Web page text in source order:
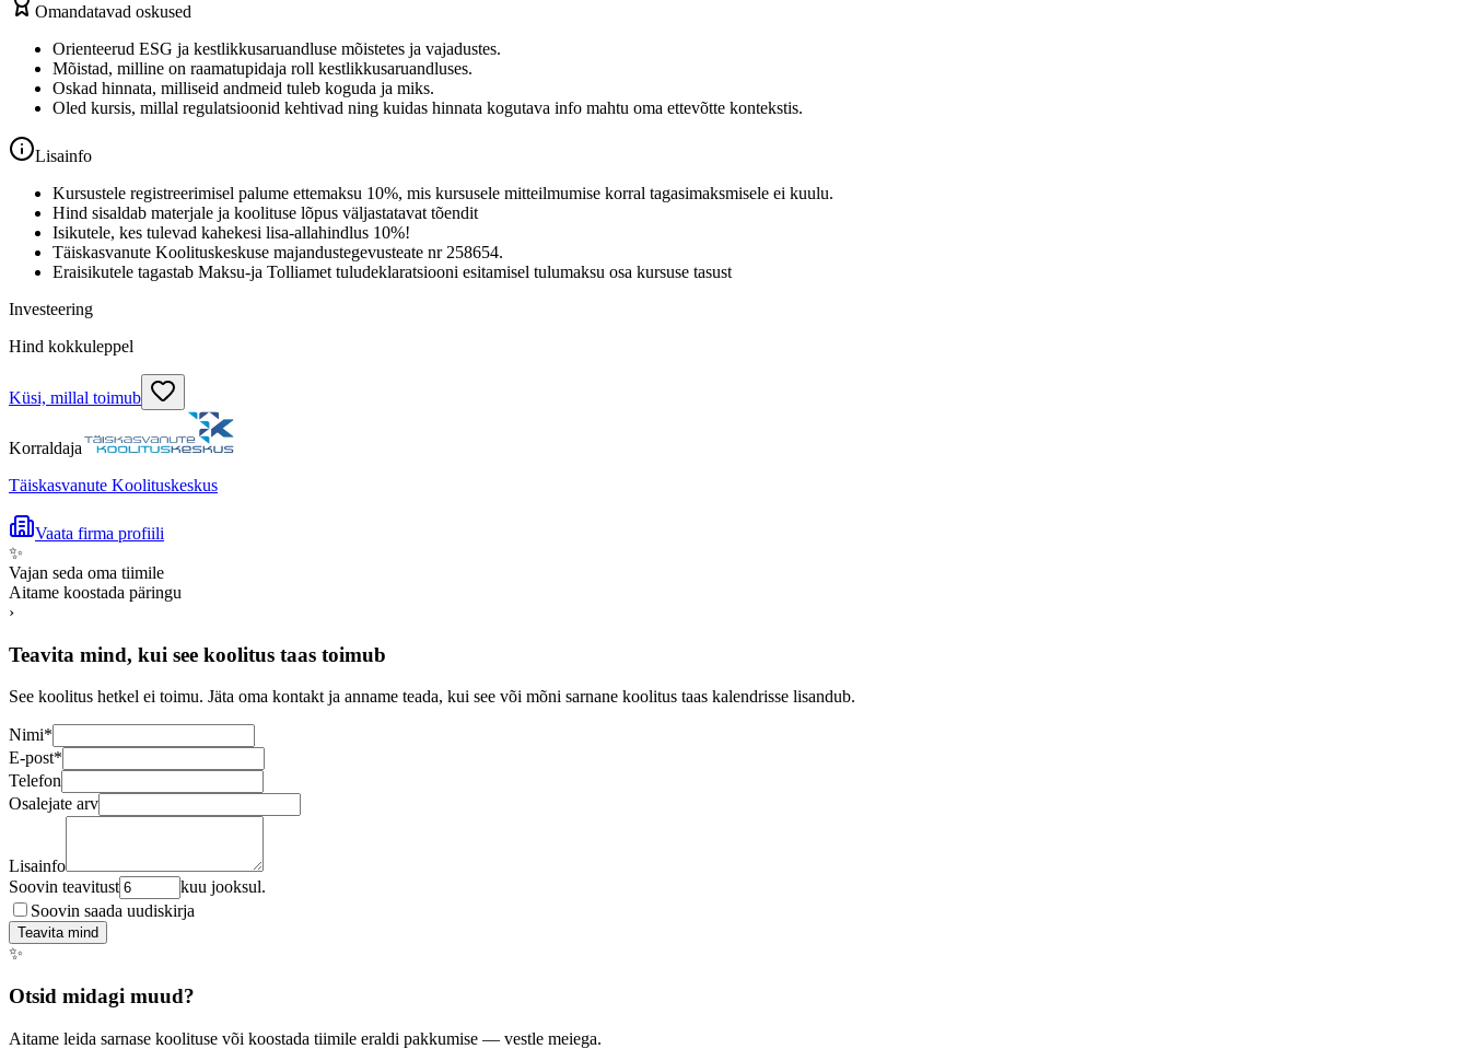
Omandatavad oskused
Orienteerud ESG ja kestlikkusaruandluse mõistetes ja vajadustes.
Mõistad, milline on raamatupidaja roll kestlikkusaruandluses.
Oskad hinnata, milliseid andmeid tuleb koguda ja miks.
Oled kursis, millal regulatsioonid kehtivad ning kuidas hinnata kogutava info mahtu oma ettevõtte kontekstis.
Lisainfo
Kursustele registreerimisel palume ettemaksu 10%, mis kursusele mitteilmumise korral tagasimaksmisele ei kuulu.
Hind sisaldab materjale ja koolituse lõpus väljastatavat tõendit
Isikutele, kes tulevad kahekesi lisa-allahindlus 10%!
Täiskasvanute Koolituskeskuse majandustegevusteate nr 258654.
Eraisikutele tagastab Maksu-ja Tolliamet tuludeklaratsiooni esitamisel tulumaksu osa kursuse tasust
Investeering
Hind kokkuleppel
Küsi, millal toimub
Korraldaja
Täiskasvanute Koolituskeskus
Vaata firma profiili
✨
Vajan seda oma tiimile
Aitame koostada päringu
›
Teavita mind, kui see koolitus taas toimub
See koolitus hetkel ei toimu. Jäta oma kontakt ja anname teada, kui see või mõni sarnane koolitus taas kalendrisse lisandub.
Nimi*
E-post*
Telefon
Osalejate arv
Lisainfo
Soovin teavitust
kuu jooksul.
Soovin saada uudiskirja
Teavita mind
✨
Otsid midagi muud?
Aitame leida sarnase koolituse või koostada tiimile eraldi pakkumise — vestle meiega.